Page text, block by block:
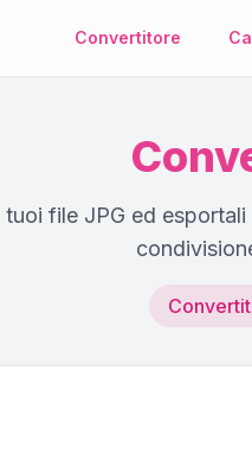
Convertitore
tuoi file JPG ed